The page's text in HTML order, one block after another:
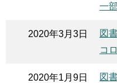
一
2020年3月3日
図
コ
2020年1月9日
図